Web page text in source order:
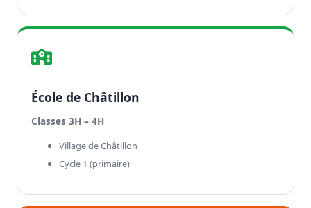
École de Châtillon
Classes 3H – 4H
Village de Châtillon
Cycle 1 (primaire)